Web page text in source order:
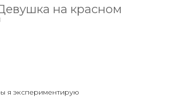
на красном
я экспериментирую